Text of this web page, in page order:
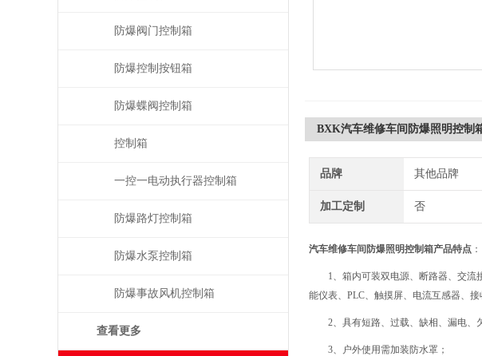
BXK汽车维修车间防爆照明控制
品牌 其他品牌
加工定制 否
汽车维修车间防爆照明控制箱产品特点 ：
1、箱内可装双电源、断路器、交流接
能仪表、PLC、触摸屏、电流互感器、
2、具有短路、过载、缺相、漏电、
3、户外使用需加装防水罩；
防爆阀门控制箱
防爆控制按钮箱
防爆蝶阀控制箱
控制箱
一控一电动执行器控制箱
防爆路灯控制箱
防爆水泵控制箱
防爆事故风机控制箱
查看更多